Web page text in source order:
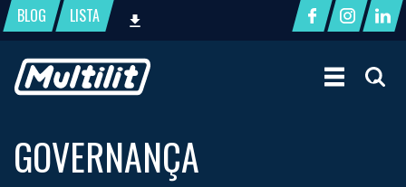
BLOG LISTA
GOVERNANÇA